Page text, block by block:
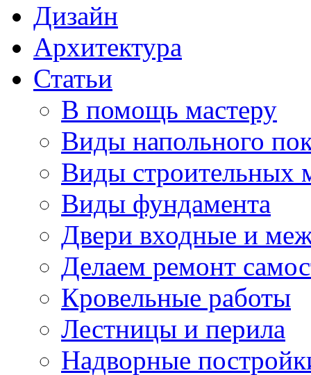
Дизайн
Архитектура
Статьи
В помощь мастеру
Виды напольного
Виды строительных
Виды фундамента
Двери входные и
Делаем ремонт
Кровельные работы
Лестницы и перила
Надворные